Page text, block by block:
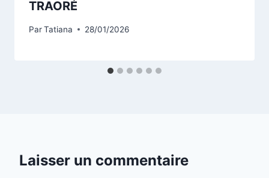
TRAORÉ
ParTatiana 28/01/2026
Laisser un commentaire